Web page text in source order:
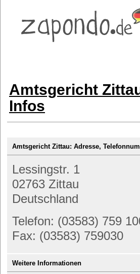
Amtsgericht
Infos
Amtsgericht Zittau: Adresse,
Lessingstr. 1
02763 Zittau
Deutschland
Telefon: (03583) 759
Fax: (03583) 759030
Weitere Informationen